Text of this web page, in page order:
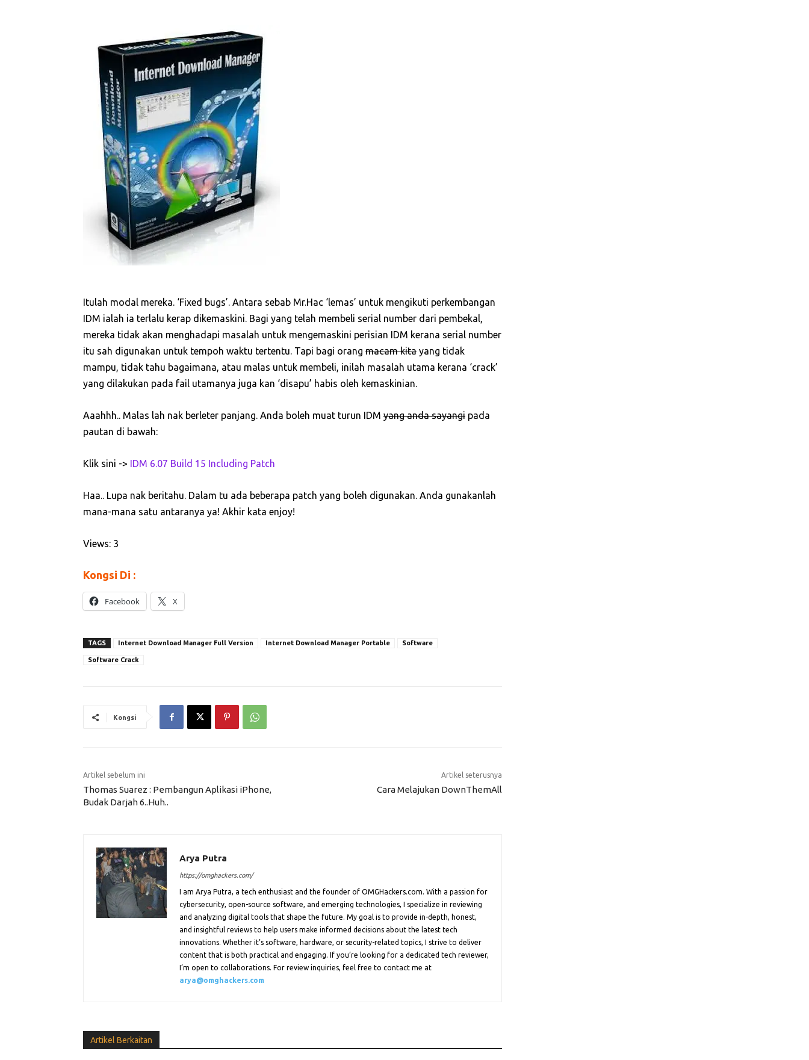
Itulah modal mereka. ‘Fixed bugs’. Antara sebab Mr.Hac ‘lemas’ untuk mengikuti perkembangan
IDM ialah ia terlalu kerap dikemaskini. Bagi yang telah membeli serial number dari pembekal,
mereka tidak akan menghadapi masalah untuk mengemaskini perisian IDM kerana serial number
itu sah digunakan untuk tempoh waktu tertentu. Tapi bagi orang macam kita yang tidak
mampu, tidak tahu bagaimana, atau malas untuk membeli, inilah masalah utama kerana ‘crack’
yang dilakukan pada fail utamanya juga kan ‘disapu’ habis oleh kemaskinian.
Aaahhh.. Malas lah nak berleter panjang. Anda boleh muat turun IDM yang anda sayangi pada
pautan di bawah:
Klik sini -> IDM 6.07 Build 15 Including Patch
Haa.. Lupa nak beritahu. Dalam tu ada beberapa patch yang boleh digunakan. Anda gunakanlah
mana-mana satu antaranya ya! Akhir kata enjoy!
Views: 3
Kongsi Di :
Facebook X
TAGS Internet Download Manager Full Version Internet Download Manager Portable Software
Software Crack
Kongsi
Artikel sebelum ini
Thomas Suarez : Pembangun Aplikasi iPhone,
Budak Darjah 6..Huh..
Artikel seterusnya
Cara Melajukan DownThemAll
Arya Putra
https://omghackers.com/
I am Arya Putra, a tech enthusiast and the founder of OMGHackers.com. With a passion for
cybersecurity, open-source software, and emerging technologies, I specialize in reviewing
and analyzing digital tools that shape the future. My goal is to provide in-depth, honest,
and insightful reviews to help users make informed decisions about the latest tech
innovations. Whether it’s software, hardware, or security-related topics, I strive to deliver
content that is both practical and engaging. If you’re looking for a dedicated tech reviewer,
I’m open to collaborations. For review inquiries, feel free to contact me at
arya@omghackers.com
Artikel Berkaitan